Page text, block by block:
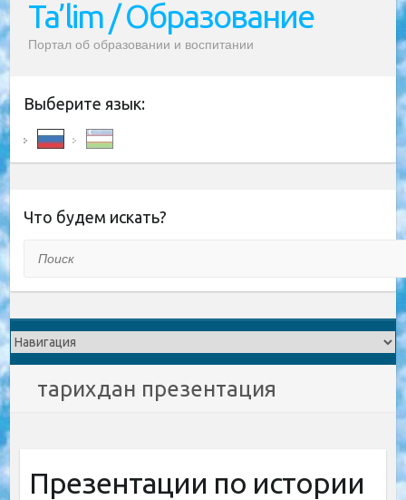
Ta’lim / Образование
Портал об образовании и воспитании
Выберите язык:
Что будем искать?
тарихдан презентация
Презентации по истории